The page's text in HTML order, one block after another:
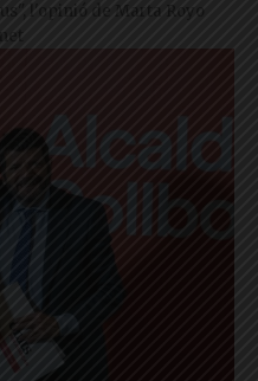
l'opinió de Marta Royo